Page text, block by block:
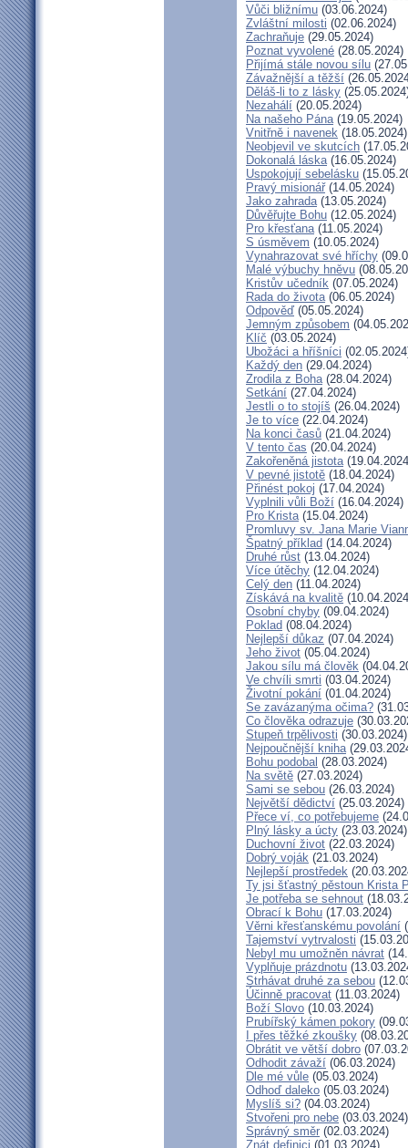
Vůči bližnímu (03.06.2024)
Zvláštní milosti (02.06.2024)
Zachraňuje (29.05.2024)
Poznat vyvolené (28.05.2024)
Přijímá stále novou sílu
Závažnější a těžší
Děláš-li to z lásky
Nezahálí (20.05.2024)
Na našeho Pána(19.05.2024)
Vnitřně i navenek (18.05.2024)
Neobjevil ve skutcích
Dokonalá láska(16.05.2024)
Uspokojují sebelásku
Pravý misionář(14.05.2024)
Jako zahrada(13.05.2024)
Důvěřujte Bohu (12.05.2024)
Pro křesťana(11.05.2024)
S úsměvem (10.05.2024)
Vynahrazovat své hříchy
Malé výbuchy hněvu
Kristův učedník (07.05.2024)
Rada do života(06.05.2024)
Odpověď (05.05.2024)
Jemným způsobem
Klíč (03.05.2024)
Ubožáci a hříšníci
Každý den (29.04.2024)
Zrodila z Boha(28.04.2024)
Setkání (27.04.2024)
Jestli o to stojíš (26.04.2024)
Je to více (22.04.2024)
Na konci časů (21.04.2024)
V tento čas (20.04.2024)
Zakořeněná jistota
V pevné jistotě (18.04.2024)
Přinést pokoj (17.04.2024)
Vyplnili vůli Boží (16.04.2024)
Pro Krista(15.04.2024)
Promluvy sv. Jana Marie
Špatný příklad (14.04.2024)
Druhé růst (13.04.2024)
Více útěchy (12.04.2024)
Celý den (11.04.2024)
Získává na kvalitě
Osobní chyby (09.04.2024)
Poklad (08.04.2024)
Nejlepší důkaz (07.04.2024)
Jeho život (05.04.2024)
Jakou sílu má člověk
Ve chvíli smrti (03.04.2024)
Životní pokání (01.04.2024)
Se zavázanýma očima?
Co člověka odrazuje
Stupeň trpělivosti (30.03.2024)
Nejpoučnější kniha
Bohu podobal (28.03.2024)
Na světě (27.03.2024)
Sami se sebou (26.03.2024)
Největší dědictví (25.03.2024)
Přece ví, co potřebujeme
Plný lásky a úcty (23.03.2024)
Duchovní život (22.03.2024)
Dobrý voják (21.03.2024)
Nejlepší prostředek
Ty jsi šťastný pěstoun Krista
Je potřeba se sehnout
Obrací k Bohu (17.03.2024)
Věrni křesťanskému povolání
Tajemství vytrvalosti
Nebyl mu umožněn návrat
Vyplňuje prázdnotu
Strhávat druhé za sebou
Účinně pracovat (11.03.2024)
Boží Slovo (10.03.2024)
Prubířský kámen pokory
I přes těžké zkoušky
Obrátit ve větší dobro
Odhodit závaží (06.03.2024)
Dle mé vůle (05.03.2024)
Odhoď daleko (05.03.2024)
Myslíš si? (04.03.2024)
Stvořeni pro nebe (03.03.2024)
Správný směr (02.03.2024)
Znát definici (01.03.2024)